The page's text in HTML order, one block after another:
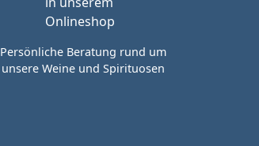
Persönliche Beratung rund um
unsere Weine und Spirituosen